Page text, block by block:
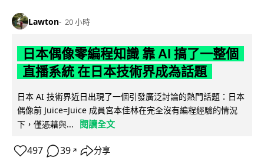
Lawton 20 小時
日本偶像零編程知識 靠 AI 搞了一整個
直播系統 在日本技術界成為話題
日本 AI 技術界近日出現了一個引發廣泛討論的熱門話題：日本
偶像前 Juice=Juice 成員宮本佳林在完全沒有編程經驗的情況
下，僅憑藉與...
閱讀全文
497 39 ↗ 分享